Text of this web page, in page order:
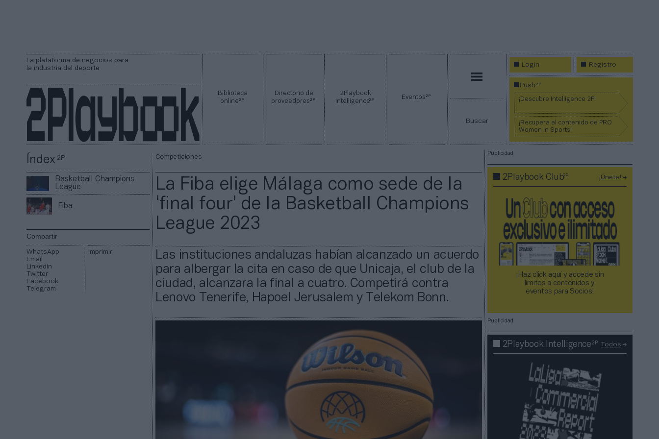
La plataforma de negocios para
la industria del deporte
Biblioteca
online2P
Directorio de
proveedores2P
2Playbook
Intelligence2P Eventos2P
Buscar
Login Registro
Push2P
¡Descubre Intelligence 2P!
¡Recupera el contenido de PRO
Women in Sports!
Índex2P
Basketball Champions
League
Fiba
Compartir
WhatsApp
Email
Linkedin
Twitter
Facebook
Telegram
Imprimir
Competiciones
La Fiba elige Málaga como sede de la
‘final four’ de la Basketball Champions
League 2023
Las instituciones andaluzas habían alcanzado un acuerdo
para albergar la cita en caso de que Unicaja, el club de la
ciudad, alcanzara la final a cuatro. Competirá contra
Lenovo Tenerife, Hapoel Jerusalem y Telekom Bonn.
Publicidad
2Playbook Club2P ¡Únete!
¡Haz click aquí y accede sin
límites a contenidos y
eventos para Socios!​​​​​​​
Publicidad
2Playbook Intelligence2P Todos